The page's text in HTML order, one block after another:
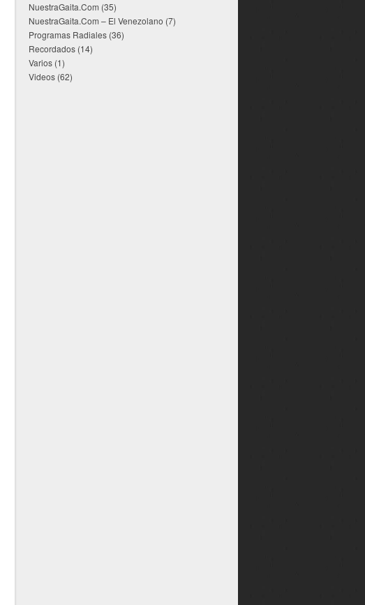
NuestraGaita.Com (35)
NuestraGaita.Com – El Venezolano (7)
Programas Radiales (36)
Recordados (14)
Varios (1)
Videos (62)